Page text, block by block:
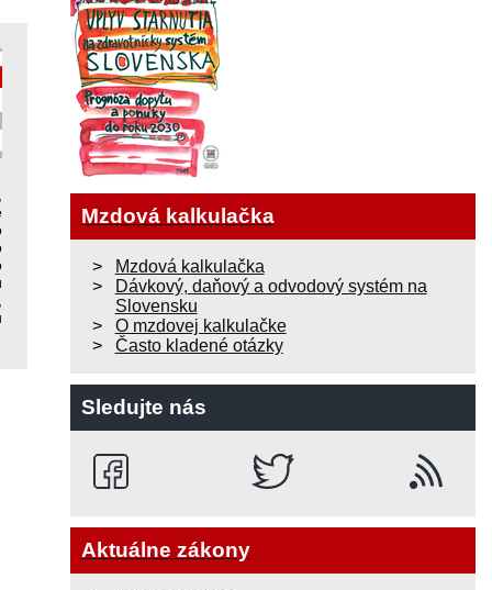
Mzdová kalkulačka
Mzdová kalkulačka
Dávkový, daňový a odvodový systém na
Slovensku
O mzdovej kalkulačke
Často kladené otázky
Sledujte nás
Aktuálne zákony